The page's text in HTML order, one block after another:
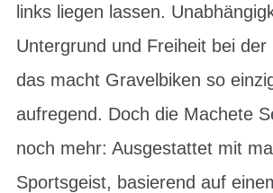
links liegen lassen.
Untergrund und Freiheit bei der
das macht Gravelbiken so
aufregend. Doch die Machete
noch mehr: Ausgestattet mit
Sportsgeist, basierend auf